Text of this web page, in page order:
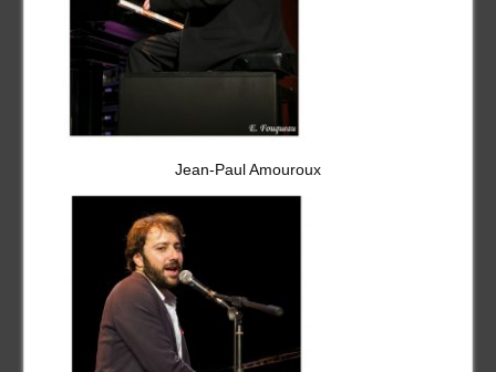
Jean-Paul Amouroux